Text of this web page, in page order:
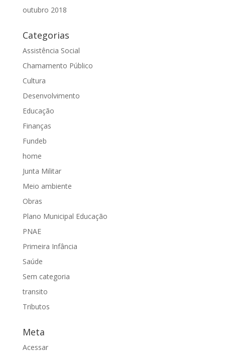
outubro 2018
Categorias
Assistência Social
Chamamento Público
Cultura
Desenvolvimento
Educação
Finanças
Fundeb
home
Junta Militar
Meio ambiente
Obras
Plano Municipal Educação
PNAE
Primeira Infância
Saúde
Sem categoria
transito
Tributos
Meta
Acessar